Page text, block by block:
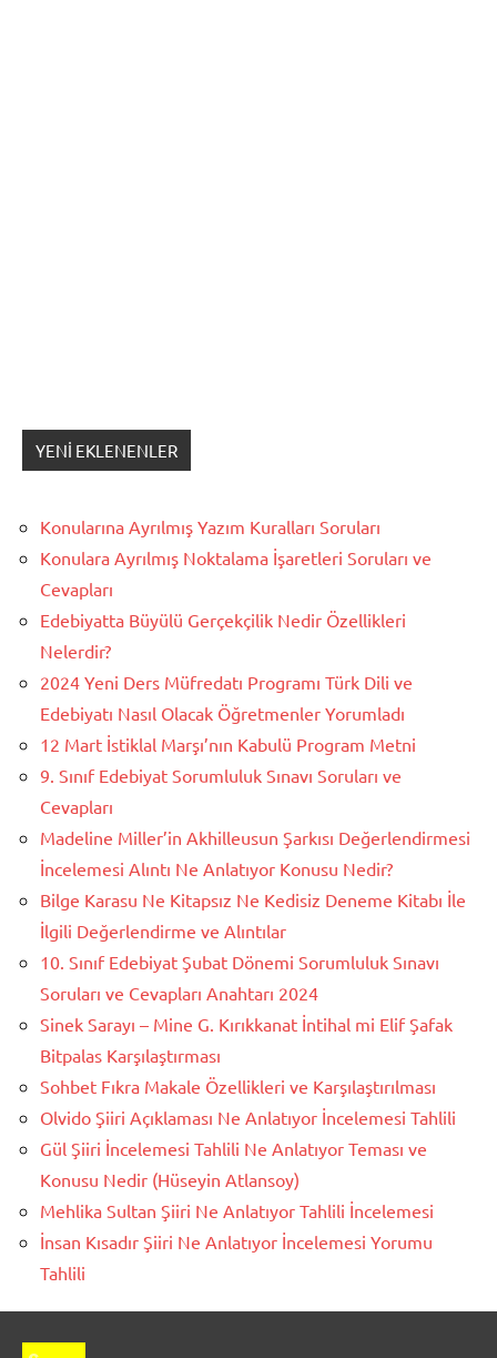
YENI EKLENENLER
Konularına Ayrılmış Yazım Kuralları Soruları
Konulara Ayrılmış Noktalama İşaretleri Soruları ve
Cevapları
Edebiyatta Büyülü Gerçekçilik Nedir Özellikleri
Nelerdir?
2024 Yeni Ders Müfredatı Programı Türk Dili ve
Edebiyatı Nasıl Olacak Öğretmenler Yorumladı
12 Mart İstiklal Marşı’nın Kabulü Program Metni
9. Sınıf Edebiyat Sorumluluk Sınavı Soruları ve
Cevapları
Madeline Miller’in Akhilleusun Şarkısı Değerlendirmesi
İncelemesi Alıntı Ne Anlatıyor Konusu Nedir?
Bilge Karasu Ne Kitapsız Ne Kedisiz Deneme Kitabı İle
İlgili Değerlendirme ve Alıntılar
10. Sınıf Edebiyat Şubat Dönemi Sorumluluk Sınavı
Soruları ve Cevapları Anahtarı 2024
Sinek Sarayı – Mine G. Kırıkkanat İntihal mi Elif Şafak
Bitpalas Karşılaştırması
Sohbet Fıkra Makale Özellikleri ve Karşılaştırılması
Olvido Şiiri Açıklaması Ne Anlatıyor İncelemesi Tahlili
Gül Şiiri İncelemesi Tahlili Ne Anlatıyor Teması ve
Konusu Nedir (Hüseyin Atlansoy)
Mehlika Sultan Şiiri Ne Anlatıyor Tahlili İncelemesi
İnsan Kısadır Şiiri Ne Anlatıyor İncelemesi Yorumu
Tahlili